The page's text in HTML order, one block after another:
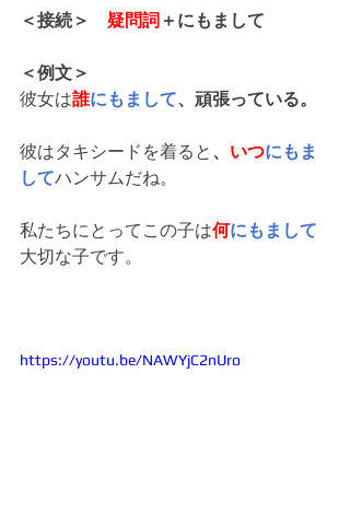
＜接続＞ 疑問詞 ＋にもまして
＜例文＞
彼女は誰にもまして、頑張っている。
彼はタキシードを着ると 、 いつにもま
してハンサムだね。
私たちにとってこの子は何にもまして
大切な子です。
https://youtu.be/NAWYjC2nUro